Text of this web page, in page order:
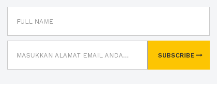
SUBSCRIBE